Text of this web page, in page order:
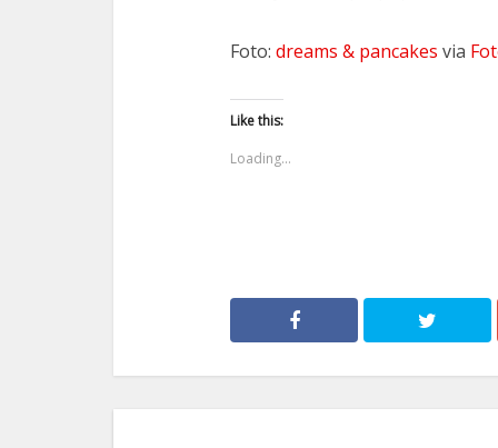
Foto: dreams & pancakes via
Like this:
Loading...